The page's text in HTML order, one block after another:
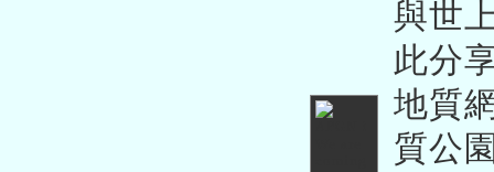
與世
此分
地質
質公